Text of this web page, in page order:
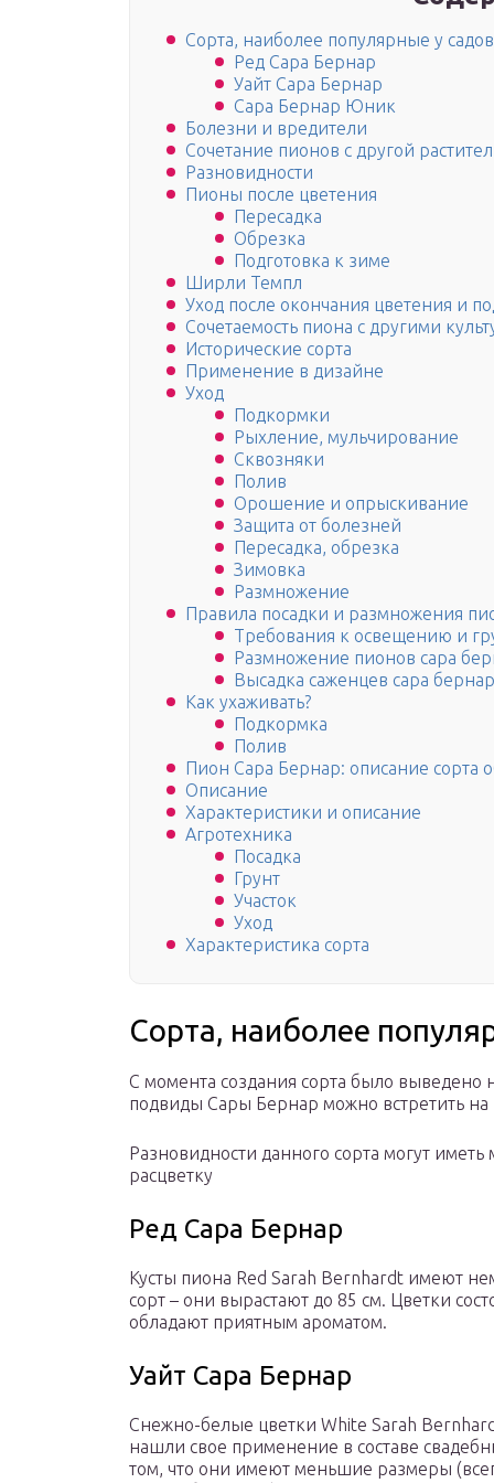
Сорта, наиболее популярные у
Ред Сара Бернар
Уайт Сара Бернар
Сара Бернар Юник
Болезни и вредители
Сочетание пионов с другой
Разновидности
Пионы после цветения
Пересадка
Обрезка
Подготовка к зиме
Ширли Темпл
Уход после окончания цветения и
Сочетаемость пиона с другими
Исторические сорта
Применение в дизайне
Уход
Подкормки
Рыхление, мульчирование
Сквозняки
Полив
Орошение и опрыскивание
Защита от болезней
Пересадка, обрезка
Зимовка
Размножение
Правила посадки и размножения
Требования к освещению и
Размножение пионов сара
Высадка саженцев сара бернар
Как ухаживать?
Подкормка
Полив
Пион Сара Бернар: описание сорта
Описание
Характеристики и описание
Агротехника
Посадка
Грунт
Участок
Уход
Характеристика сорта
Сорта, наиболее
С момента создания сорта было
подвиды Сары Бернар можно встретить на
Разновидности данного сорта могут
расцветку
Ред Сара Бернар
Кусты пиона Red Sarah Bernhardt имеют
сорт – они вырастают до 85 см. Цветки
обладают приятным ароматом.
Уайт Сара Бернар
Снежно-белые цветки White Sarah
нашли свое применение в составе
том, что они имеют меньшие размеры